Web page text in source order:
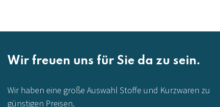
Wir freuen uns für Sie da zu sein.
Wir haben eine große Auswahl Stoffe und Kurzwaren zu
günstigen Preisen.